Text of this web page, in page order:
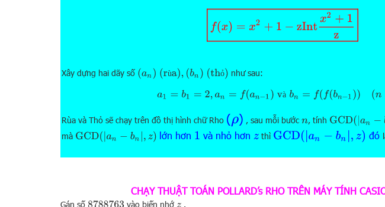
f(x)=x2+1−zIntx2+1z
Xây dựng hai dãy số ù ỏ
(an) (rùa),(bn) (thỏ) như sau:
à
a 1= b1= 2,a n=f(a − 1 ) và bn =f( (bn−1)) n ⩾2
Rùa và Thỏ sẽ chạy trên đồ thị hình chữ Rho (ρ) , sau mỗi bướcn, tính GCD(|an −b n|,z
mà GCD(|an −b n|,z ) lớn hơn 1 và nhỏ hơn z thì GCD(|a n−b n|, z) đó
CHẠY THUẬT TOÁN POLLARD’s RHO TRÊN MÁY TÍNH
Gán số 8788763 vào biến nhớ z .